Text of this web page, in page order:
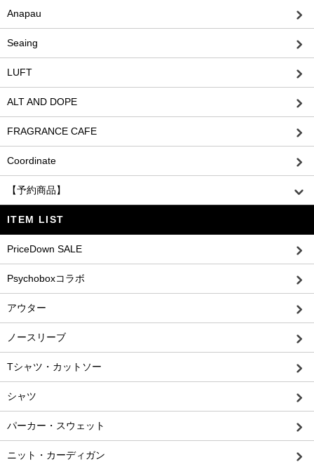
Anapau
Seaing
LUFT
ALT AND DOPE
FRAGRANCE CAFE
Coordinate
【予約商品】
ITEM LIST
PriceDown SALE
Psychoboxコラボ
アウター
ノースリーブ
Tシャツ・カットソー
シャツ
パーカー・スウェット
ニット・カーディガン